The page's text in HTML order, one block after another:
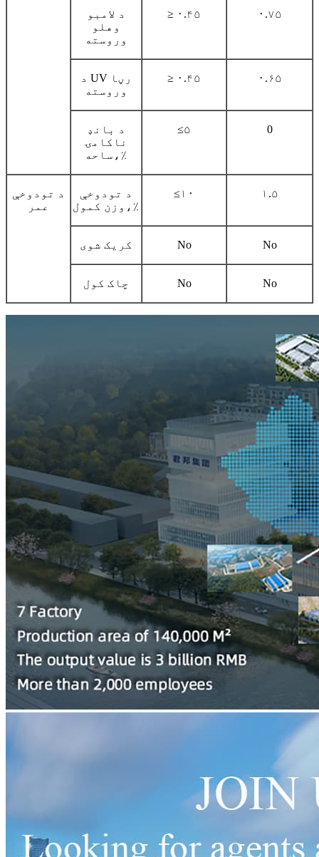
د لامبو
وهلو
وروسته
≥ ۰.۴۵ ۰.۷۵
د UV رڼا
وروسته
≥ ۰.۴۵ ۰.۶۵
د بانډ
ناکامۍ
ساحه،٪
≤۵ 0
د تودوخې
عمر
د تودوخې
وزن کمول،٪
≤۱۰ ۱.۵
کریک شوی No No
چاک کول No No